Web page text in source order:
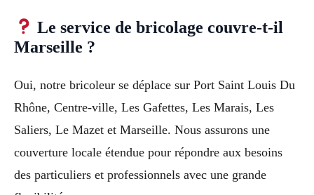
Le service de bricolage couvre-t-il
Marseille ?
Oui, notre bricoleur se déplace sur Port Saint Louis Du
Rhône, Centre-ville, Les Gafettes, Les Marais, Les
Saliers, Le Mazet et Marseille. Nous assurons une
couverture locale étendue pour répondre aux besoins
des particuliers et professionnels avec une grande